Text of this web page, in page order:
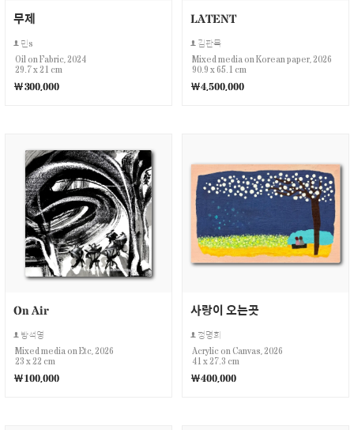
무제
민s
Oil on Fabric, 2024
29.7 x 21 cm
￦300,000
LATENT
김판묵
Mixed media on Korean paper, 2026
90.9 x 65.1 cm
￦4,500,000
On Air
방석영
Mixed media on Etc, 2026
23 x 22 cm
￦100,000
사랑이 오는곳
정명희
Acrylic on Canvas, 2026
41 x 27.3 cm
￦400,000